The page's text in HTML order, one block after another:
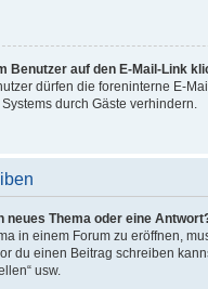
Benutzer auf den E-Mail-Link
dürfen die foreninterne E-
durch Gäste verhindern.
neues Thema oder eine
in einem Forum zu eröffnen,
du einen Beitrag schreiben
usw.